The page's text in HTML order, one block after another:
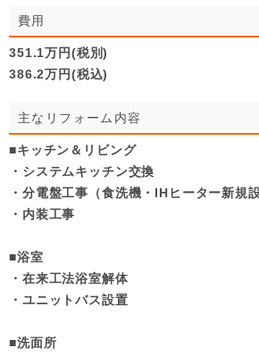
費用
351.1万円(税別)
386.2万円(税込)
主なリフォーム内容
■キッチン＆リビング
・システムキッチン交換
・分電盤工事（食洗機・IHヒーター新規
・内装工事
■浴室
・在来工法浴室解体
・ユニットバス設置
■洗面所